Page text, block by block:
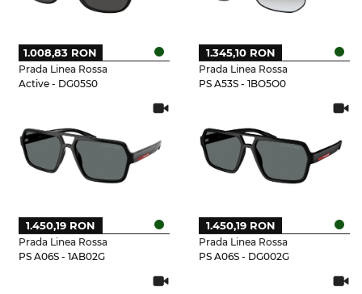
Prada Linea Rossa
Active - DG05S0
1.008,83 RON
Prada Linea Rossa
PS A53S - 1BO5O0
1.345,10 RON
Prada Linea Rossa
PS A06S - 1AB02G
1.450,19 RON
Prada Linea Rossa
PS A06S - DG002G
1.450,19 RON